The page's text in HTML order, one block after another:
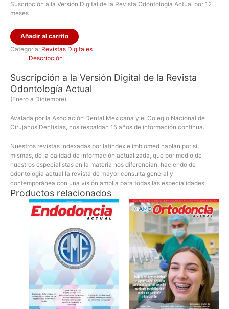
Suscripción a la Versión Digital de la Revista Odontología Actual por 12
meses
Añadir al carrito
Categoría: Revistas Digitales
Descripción
Suscripción a la Versión Digital de la Revista
Odontología Actual
(Enero a Diciembre)
Avalada por la Asociación Dental Mexicana y el Colegio Nacional de
Cirujanos Dentistas, nos respaldan 15 años de información contínua.
Nuestros revistas indexadas por latindex e imbiomed hablan por sí
mismas, de la calidad de información actualizada, que por medio de
nuestros especialistas en la materia nos diferencian, haciendo de
odontología actual la revista de mayor consulta general y
contemporánea con una visión amplia para todas las especialidades.
Productos relacionados